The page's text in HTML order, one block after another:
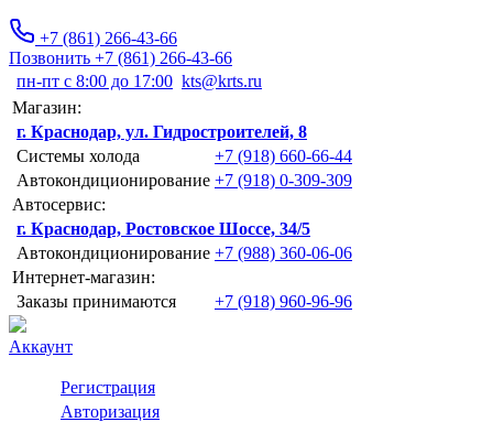
+7 (861) 266-43-66
Позвонить +7 (861) 266-43-66
пн-пт с 8:00 до 17:00 kts@krts.ru
Магазин:
г. Краснодар, ул. Гидростроителей, 8
Системы холода
+7 (918) 660-66-44
Автокондиционирование +7 (918) 0-309-309
Автосервис:
г. Краснодар, Ростовское Шоссе, 34/5
Автокондиционирование +7 (988) 360-06-06
Интернет-магазин:
Заказы принимаются
+7 (918) 960-96-96
Аккаунт
Регистрация
Авторизация